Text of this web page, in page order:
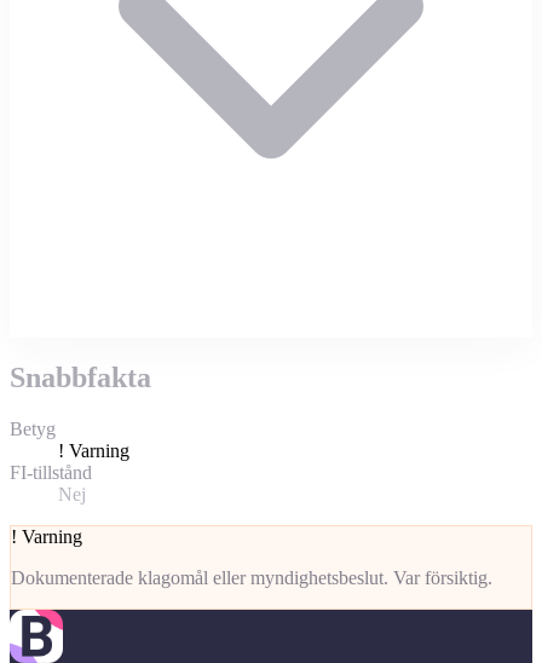
Snabbfakta
Betyg
! Varning
FI-tillstånd
Nej
! Varning
Dokumenterade klagomål eller myndighetsbeslut. Var försiktig.